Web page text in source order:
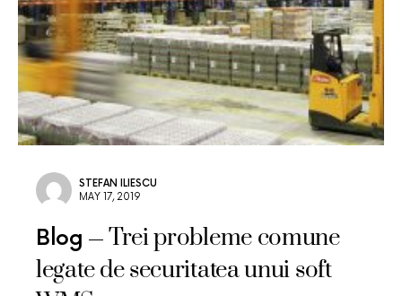
STEFAN ILIESCU
MAY 17, 2019
Blog
Trei probleme comune
legate de securitatea unui soft